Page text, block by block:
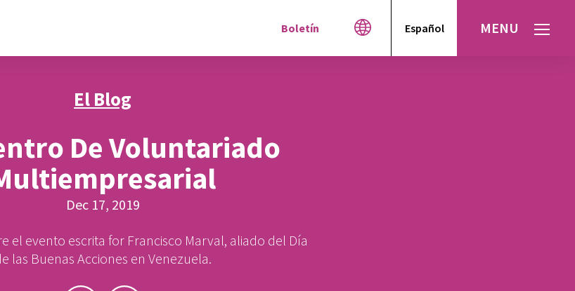
MENU
Español
Boletín
El Blog
De Voluntariado
Dec 17, 2019
el evento escrita for Francisco Marval, aliado del Día
las Buenas Acciones en Venezuela.